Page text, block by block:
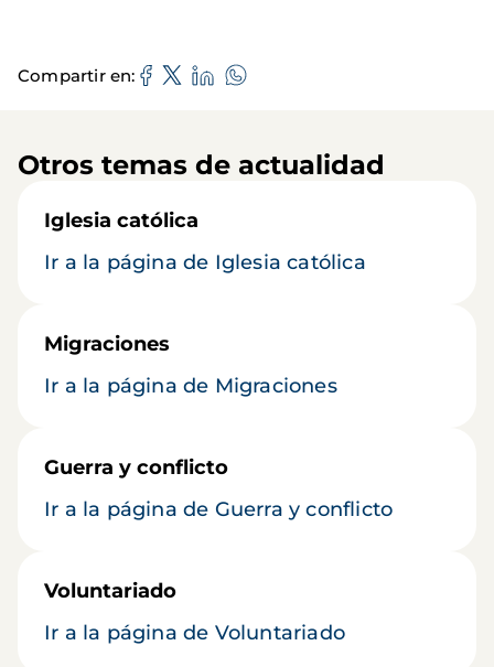
Compartir en
Otros temas de actualidad
Iglesia católica
Ir a la página de Iglesia católica
Migraciones
Ir a la página de Migraciones
Guerra y conflicto
Ir a la página de Guerra y conflicto
Voluntariado
Ir a la página de Voluntariado